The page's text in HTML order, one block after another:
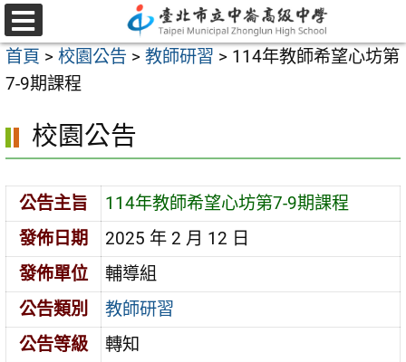
跳
至
主
要
容
選
單
首頁 > 校園公告 > 教師研習 > 114年教師希望心坊第
7-9期課程
校園公告
公告主旨
114年教師希望心坊第7-9期課程
發佈日期
2025 年 2 月 12 日
發佈單位
輔導組
公告類別
教師研習
公告等級
轉知